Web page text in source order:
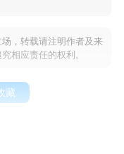
，转载请注明作者及来
相应责任的权利。
藏